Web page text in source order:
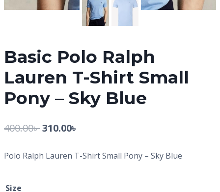
Basic Polo Ralph
Lauren T-Shirt Small
Pony – Sky Blue
400.00৳310.00৳
Polo Ralph Lauren T-Shirt Small Pony – Sky Blue
Size